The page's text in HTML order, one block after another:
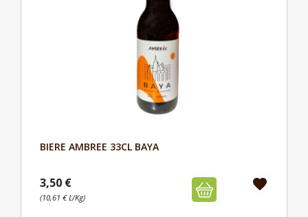
Aperçu
BIERE AMBREE 33CL BAYA
3,50 €
(10,61 € L/Kg)
favorite